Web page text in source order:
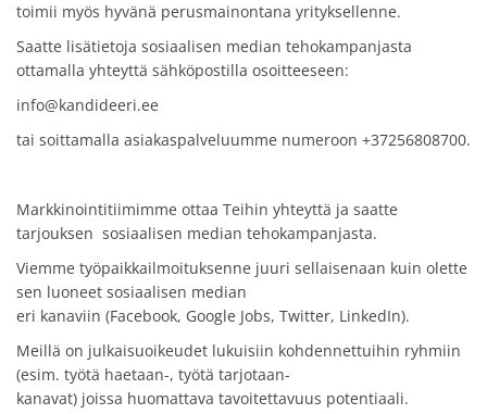
toimii myös hyvänä perusmainontana yrityksellenne.
Saatte lisätietoja sosiaalisen median tehokampanjasta
ottamalla yhteyttä sähköpostilla osoitteeseen:
info@kandideeri.ee
tai soittamalla asiakaspalveluumme numeroon +37256808700.
Markkinointitiimimme ottaa Teihin yhteyttä ja saatte
tarjouksen sosiaalisen median tehokampanjasta.
Viemme työpaikkailmoituksenne juuri sellaisenaan kuin olette
sen luoneet sosiaalisen median
eri kanaviin (Facebook, Google Jobs, Twitter, LinkedIn).
Meillä on julkaisuoikeudet lukuisiin kohdennettuihin ryhmiin
(esim. työtä haetaan-, työtä tarjotaan-
kanavat) joissa huomattava tavoitettavuus potentiaali.